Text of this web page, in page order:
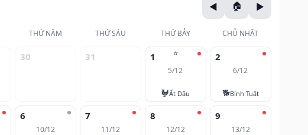
THỨ NĂM THỨ SÁU THỨ BẢY CHỦ NHẬT
30 31 ⭐
1
5/12
🐓Ất Dậu
2
6/12
🐕Bính Tuất
6
10/12
7
11/12
8
12/12
9
13/12